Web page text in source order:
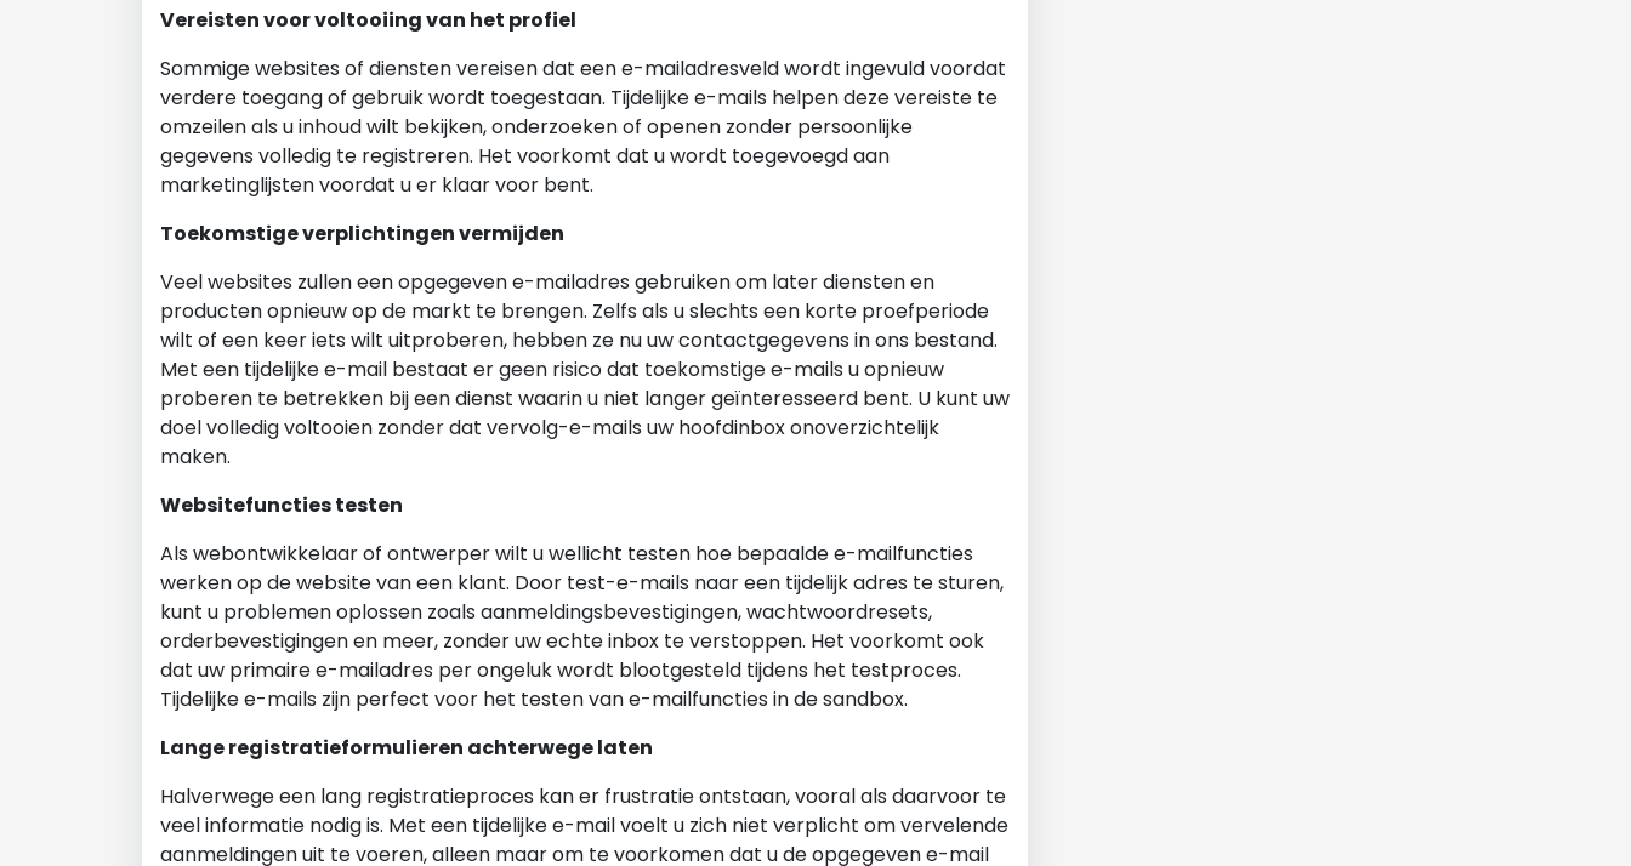
Vereisten voor voltooiing van het profiel
Sommige websites of diensten vereisen dat een e-mailadresveld wordt ingevuld voordat
verdere toegang of gebruik wordt toegestaan. Tijdelijke e-mails helpen deze vereiste te
omzeilen als u inhoud wilt bekijken, onderzoeken of openen zonder persoonlijke
gegevens volledig te registreren. Het voorkomt dat u wordt toegevoegd aan
marketinglijsten voordat u er klaar voor bent.
Toekomstige verplichtingen vermijden
Veel websites zullen een opgegeven e-mailadres gebruiken om later diensten en
producten opnieuw op de markt te brengen. Zelfs als u slechts een korte proefperiode
wilt of een keer iets wilt uitproberen, hebben ze nu uw contactgegevens in ons bestand.
Met een tijdelijke e-mail bestaat er geen risico dat toekomstige e-mails u opnieuw
proberen te betrekken bij een dienst waarin u niet langer geïnteresseerd bent. U kunt uw
doel volledig voltooien zonder dat vervolg-e-mails uw hoofdinbox onoverzichtelijk
maken.
Websitefuncties testen
Als webontwikkelaar of ontwerper wilt u wellicht testen hoe bepaalde e-mailfuncties
werken op de website van een klant. Door test-e-mails naar een tijdelijk adres te sturen,
kunt u problemen oplossen zoals aanmeldingsbevestigingen, wachtwoordresets,
orderbevestigingen en meer, zonder uw echte inbox te verstoppen. Het voorkomt ook
dat uw primaire e-mailadres per ongeluk wordt blootgesteld tijdens het testproces.
Tijdelijke e-mails zijn perfect voor het testen van e-mailfuncties in de sandbox.
Lange registratieformulieren achterwege laten
Halverwege een lang registratieproces kan er frustratie ontstaan, vooral als daarvoor te
veel informatie nodig is. Met een tijdelijke e-mail voelt u zich niet verplicht om vervelende
aanmeldingen uit te voeren, alleen maar om te voorkomen dat u de opgegeven e-mail